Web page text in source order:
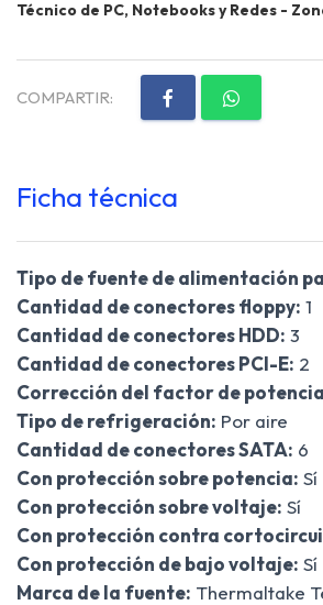
Técnico de PC, Notebooks y Redes -
COMPARTIR:
Ficha técnica
Tipo de fuente de alimentación
Cantidad de conectores floppy: 1
Cantidad de conectores HDD: 3
Cantidad de conectores PCI-E: 2
Corrección del factor de
Tipo de refrigeración: Por aire
Cantidad de conectores SATA: 6
Con protección sobre potencia: Sí
Con protección sobre voltaje: Sí
Con protección contra
Con protección de bajo voltaje: Sí
Marca de la fuente: Thermaltake